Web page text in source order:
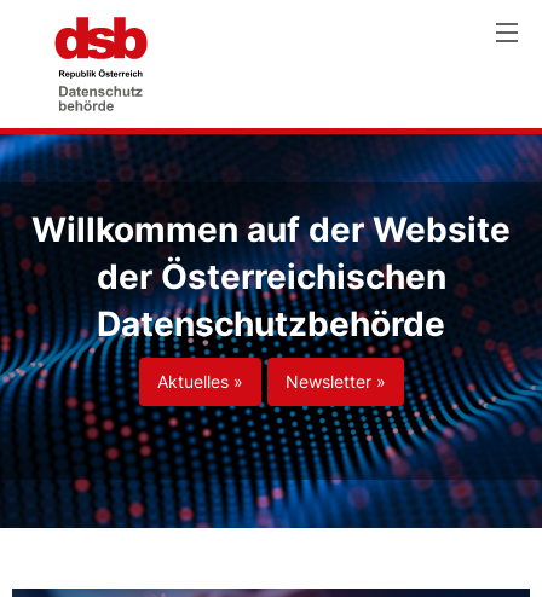
Willkommen auf der Website
der Österreichischen
Datenschutzbehörde
Aktuelles » Newsletter »